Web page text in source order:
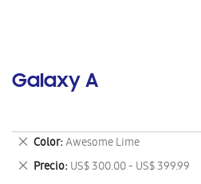
Galaxy A
Color Awesome Lime
Eliminar
este
artículo
Precio US$ 300.00 - US$ 399.99
Eliminar